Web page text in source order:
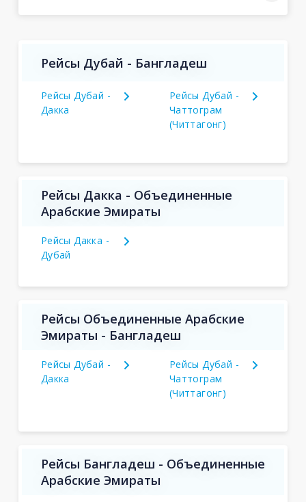
Рейсы Дубай - Бангладеш
Рейсы Дубай -
Дакка
Рейсы Дубай -
Чаттограм
(Читтагонг)
Рейсы Дакка - Объединенные
Арабские Эмираты
Рейсы Дакка -
Дубай
Рейсы Объединенные Арабские
Эмираты - Бангладеш
Рейсы Дубай -
Дакка
Рейсы Дубай -
Чаттограм
(Читтагонг)
Рейсы Бангладеш - Объединенные
Арабские Эмираты